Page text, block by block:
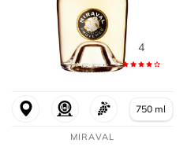
4
750 ml
MIRAVAL